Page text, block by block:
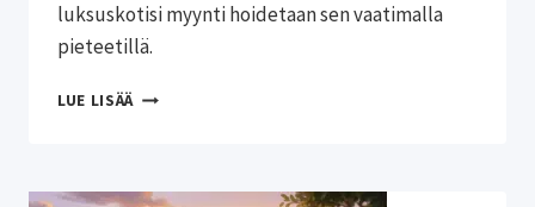
luksuskotisi myynti hoidetaan sen vaatimalla
pieteetillä.
LUE LISÄÄ KIINTEISTÖNVÄLITTÄJÄ
ASIANTUNTEVAA